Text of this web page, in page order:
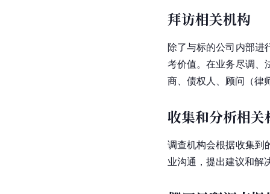
拜访相关机构
除了与标的公司内部进
考价值。在业务尽调、
商、债权人、顾问（律
收集和分析相关
调查机构会根据收集到
业沟通，提出建议和解